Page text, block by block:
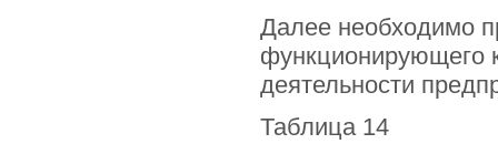
Далее необходимо
функционирующего
деятельности
Таблица 14